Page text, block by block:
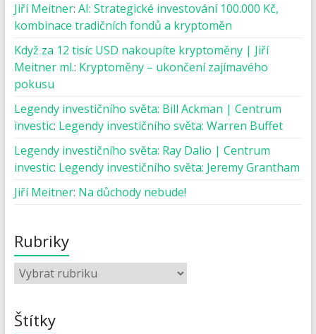
Jiří Meitner: AI: Strategické investování 100.000 Kč,
kombinace tradičních fondů a kryptoměn
Když za 12 tisíc USD nakoupíte kryptoměny | Jiří
Meitner ml.: Kryptoměny – ukončení zajímavého
pokusu
Legendy investičního světa: Bill Ackman | Centrum
investic: Legendy investičního světa: Warren Buffet
Legendy investičního světa: Ray Dalio | Centrum
investic: Legendy investičního světa: Jeremy Grantham
Jiří Meitner: Na důchody nebude!
Rubriky
Štítky